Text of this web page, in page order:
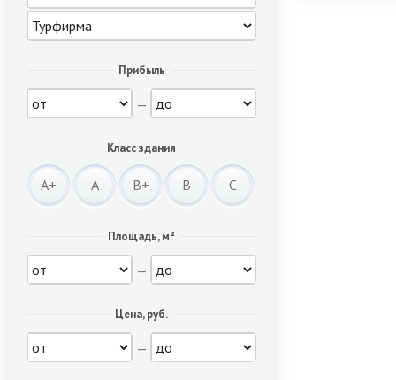
Прибыль
—
Класс здания
A+ A B+ B C
Площадь, м²
—
Цена, руб.
—